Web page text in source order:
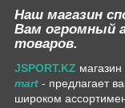
Наш магазин
Вам огромный
товаров.
JSPORT.KZ
mart - предлагает
широком